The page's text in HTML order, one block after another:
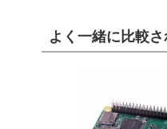
よく一緒に比較